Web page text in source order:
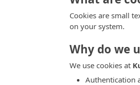
Cookies are small
on your system.
Why do we
We use cookies at
Authentication